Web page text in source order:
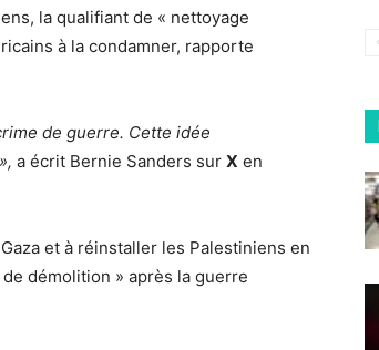
la qualifiant de « nettoyage
à la condamner, rapporte
de guerre. Cette idée
a écrit Bernie Sanders sur X en
et à réinstaller les Palestiniens en
démolition » après la guerre